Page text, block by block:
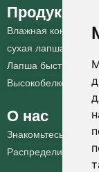
Продукция
Влажная
сухая лапша
Лапша быстрого
Высокобелковый
О нас
Знакомьтесь
Распределитель